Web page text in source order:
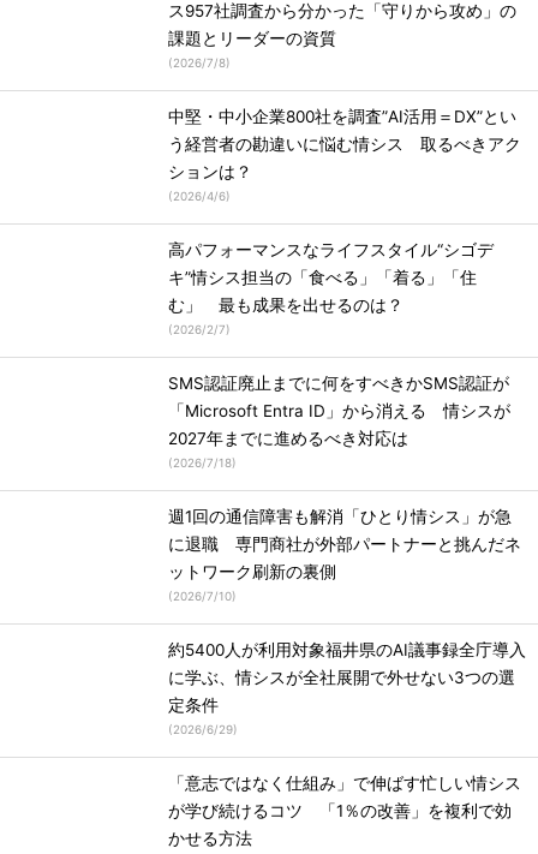
ス957社調査から分かった「守りから攻め」の
課題とリーダーの資質
(2026/7/8)
中堅・中小企業800社を調査”AI活用＝DX”とい
う経営者の勘違いに悩む情シス 取るべきアク
ションは？
(2026/4/6)
高パフォーマンスなライフスタイル“シゴデ
キ”情シス担当の「食べる」「着る」「住
む」 最も成果を出せるのは？
(2026/2/7)
SMS認証廃止までに何をすべきかSMS認証が
「Microsoft Entra ID」から消える 情シスが
2027年までに進めるべき対応は
(2026/7/18)
週1回の通信障害も解消「ひとり情シス」が急
に退職 専門商社が外部パートナーと挑んだネ
ットワーク刷新の裏側
(2026/7/10)
約5400人が利用対象福井県のAI議事録全庁導入
に学ぶ、情シスが全社展開で外せない3つの選
定条件
(2026/6/29)
「意志ではなく仕組み」で伸ばす忙しい情シス
が学び続けるコツ 「1％の改善」を複利で効
かせる方法